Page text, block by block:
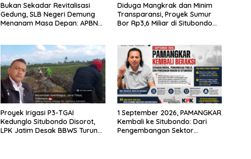
Bukan Sekadar Revitalisasi
Gedung, SLB Negeri Demung
Menanam Masa Depan: APBN
Khusus Menjadi Kemandirian
Diduga Mangkrak dan Minim
Transparansi, Proyek Sumur
Bor Rp3,6 Miliar di Situbondo
Proyek Irigasi P3-TGAI
Kedunglo Situbondo Disorot,
LPK Jatim Desak BBWS Turun
1 September 2026, PAMANGKAR
Kembali ke Situbondo: Dari
Pengembangan Sektor